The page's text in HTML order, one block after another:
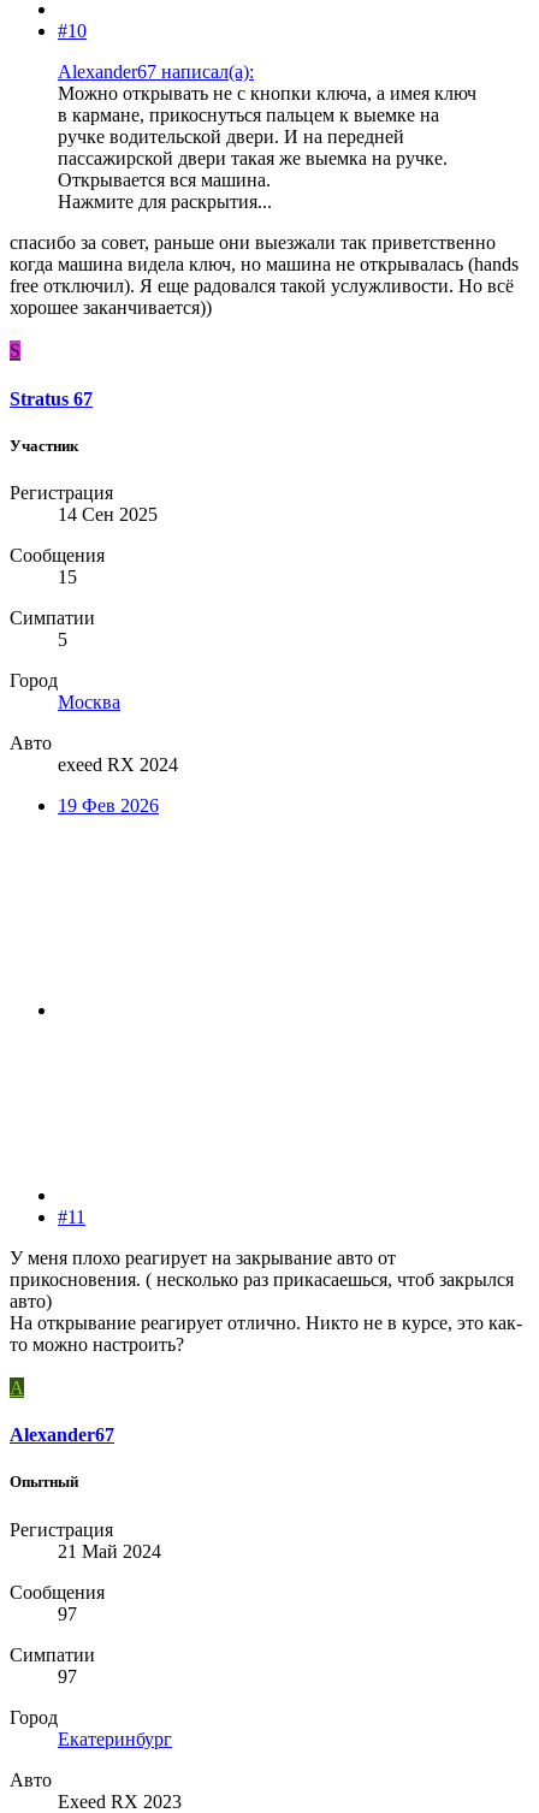
#10
Alexander67 написал(а):
Можно открывать не с кнопки ключа, а имея ключ
в кармане, прикоснуться пальцем к выемке на
ручке водительской двери. И на передней
пассажирской двери такая же выемка на ручке.
Открывается вся машина.
Нажмите для раскрытия...
спасибо за совет, раньше они выезжали так приветственно
когда машина видела ключ, но машина не открывалась (hands
free отключил). Я еще радовался такой услужливости. Но всё
хорошее заканчивается))
S
Stratus 67
Участник
Регистрация
14 Сен 2025
Сообщения
15
Симпатии
5
Город
Москва
Авто
exeed RX 2024
19 Фев 2026
#11
У меня плохо реагирует на закрывание авто от
прикосновения. ( несколько раз прикасаешься, чтоб закрылся
авто)
На открывание реагирует отлично. Никто не в курсе, это как-
то можно настроить?
A
Alexander67
Опытный
Регистрация
21 Май 2024
Сообщения
97
Симпатии
97
Город
Екатеринбург
Авто
Exeed RX 2023